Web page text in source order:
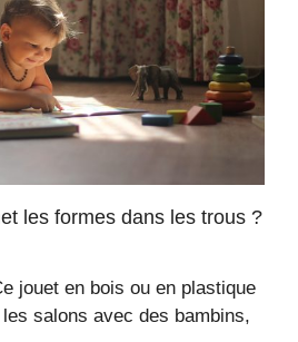
les formes dans les trous ?
jouet en bois ou en plastique
salons avec des bambins,